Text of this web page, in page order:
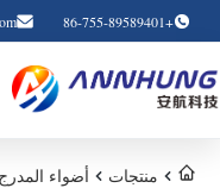
+86-755-89589401
منتجات أضواء المدرج